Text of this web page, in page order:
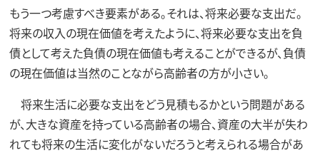
もう一つ考慮すべき要素がある。それは、将来必要な支出だ。
将来の収入の現在価値を考えたように、将来必要な支出を負
債として考えた負債の現在価値も考えることができるが、負債
の現在価値は当然のことながら高齢者の方が小さい。
将来生活に必要な支出をどう見積もるかという問題がある
が、大きな資産を持っている高齢者の場合、資産の大半が失わ
れても将来の生活に変化がないだろうと考えられる場合があ